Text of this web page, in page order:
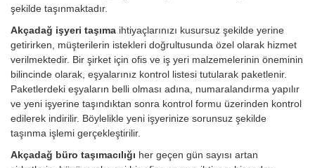
şekilde taşınmaktadır.
Akçadağ işyeri taşıma ihtiyaçlarınızı kusursuz şekilde yerine
getirirken, müşterilerin istekleri doğrultusunda özel olarak hizmet
verilmektedir. Bir şirket için ofis ve iş yeri malzemelerinin öneminin
bilincinde olarak, eşyalarınız kontrol listesi tutularak paketlenir.
Paketlerdeki eşyaların belli olması adına, numaralandırma yapılır
ve yeni işyerine taşındıktan sonra kontrol formu üzerinden kontrol
edilerek indirilir. Böylelikle yeni işyerinize sorunsuz şekilde
taşınma işlemi gerçekleştirilir.
Akçadağ büro taşımacılığı her geçen gün sayısı artan